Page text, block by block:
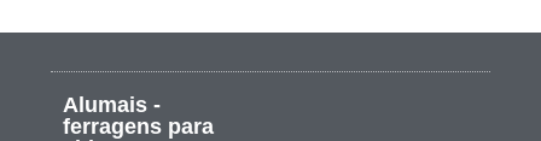
Alumais -
ferragens para